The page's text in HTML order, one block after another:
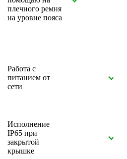
плечного ремня
на уровне пояса
Работа с
питанием от
сети
Исполнение
IP65 при
закрытой
крышке